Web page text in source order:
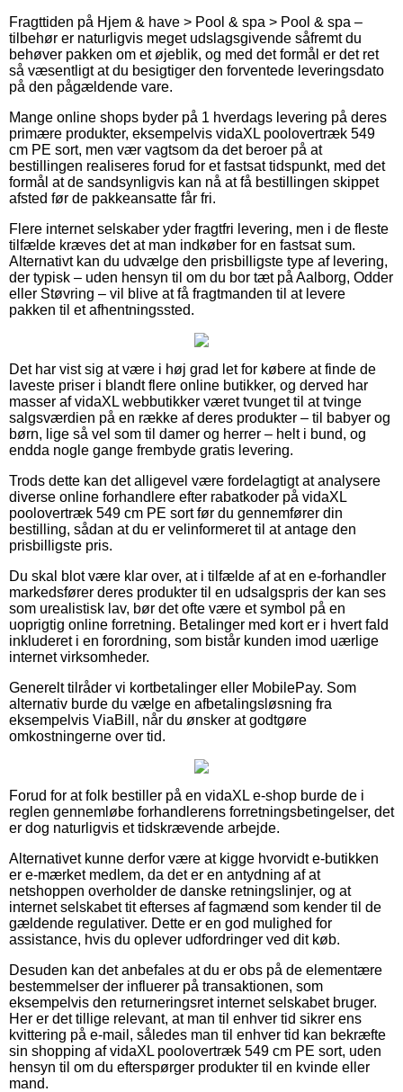
Fragttiden på Hjem & have > Pool & spa > Pool & spa –
tilbehør er naturligvis meget udslagsgivende såfremt du
behøver pakken om et øjeblik, og med det formål er det ret
så væsentligt at du besigtiger den forventede leveringsdato
på den pågældende vare.
Mange online shops byder på 1 hverdags levering på deres
primære produkter, eksempelvis vidaXL poolovertræk 549
cm PE sort, men vær vagtsom da det beroer på at
bestillingen realiseres forud for et fastsat tidspunkt, med det
formål at de sandsynligvis kan nå at få bestillingen skippet
afsted før de pakkeansatte får fri.
Flere internet selskaber yder fragtfri levering, men i de fleste
tilfælde kræves det at man indkøber for en fastsat sum.
Alternativt kan du udvælge den prisbilligste type af levering,
der typisk – uden hensyn til om du bor tæt på Aalborg, Odder
eller Støvring – vil blive at få fragtmanden til at levere
pakken til et afhentningssted.
Det har vist sig at være i høj grad let for købere at finde de
laveste priser i blandt flere online butikker, og derved har
masser af vidaXL webbutikker været tvunget til at tvinge
salgsværdien på en række af deres produkter – til babyer og
børn, lige så vel som til damer og herrer – helt i bund, og
endda nogle gange frembyde gratis levering.
Trods dette kan det alligevel være fordelagtigt at analysere
diverse online forhandlere efter rabatkoder på vidaXL
poolovertræk 549 cm PE sort før du gennemfører din
bestilling, sådan at du er velinformeret til at antage den
prisbilligste pris.
Du skal blot være klar over, at i tilfælde af at en e-forhandler
markedsfører deres produkter til en udsalgspris der kan ses
som urealistisk lav, bør det ofte være et symbol på en
uoprigtig online forretning. Betalinger med kort er i hvert fald
inkluderet i en forordning, som bistår kunden imod uærlige
internet virksomheder.
Generelt tilråder vi kortbetalinger eller MobilePay. Som
alternativ burde du vælge en afbetalingsløsning fra
eksempelvis ViaBill, når du ønsker at godtgøre
omkostningerne over tid.
Forud for at folk bestiller på en vidaXL e-shop burde de i
reglen gennemløbe forhandlerens forretningsbetingelser, det
er dog naturligvis et tidskrævende arbejde.
Alternativet kunne derfor være at kigge hvorvidt e-butikken
er e-mærket medlem, da det er en antydning af at
netshoppen overholder de danske retningslinjer, og at
internet selskabet tit efterses af fagmænd som kender til de
gældende regulativer. Dette er en god mulighed for
assistance, hvis du oplever udfordringer ved dit køb.
Desuden kan det anbefales at du er obs på de elementære
bestemmelser der influerer på transaktionen, som
eksempelvis den returneringsret internet selskabet bruger.
Her er det tillige relevant, at man til enhver tid sikrer ens
kvittering på e-mail, således man til enhver tid kan bekræfte
sin shopping af vidaXL poolovertræk 549 cm PE sort, uden
hensyn til om du efterspørger produkter til en kvinde eller
mand.